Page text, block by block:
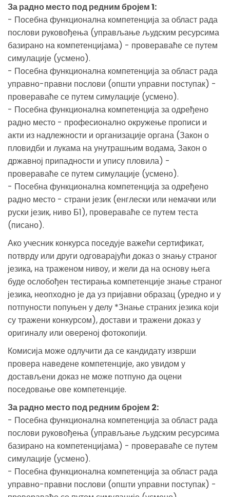
За радно место под редним бројем 1:
- Посебна функционална компетенција за област рада
послови руковођења (управљање људским ресурсима
базирано на компетенцијама) - провераваће се путем
симулације (усмено).
- Посебна функционална компетенција за област рада
управно-правни послови (општи управни поступак) -
провераваће се путем симулације (усмено).
- Посебна функционална компетенција за одређено
радно место - професионално окружење прописи и
акти из надлежности и организације органа (Закон о
пловидби и лукама на унутрашњим водама, Закон о
државној припадности и упису пловила) -
провераваће се путем симулације (усмено).
- Посебна функционална компетенција за одређено
радно место - страни језик (енглески или немачки или
руски језик, ниво Б1), провераваће се путем теста
(писано).
Ако учесник конкурса поседује важећи сертификат,
потврду или други одговарајући доказ о знању страног
језика, на траженом нивоу, и жели да на основу њега
буде ослобођен тестирања компетенције знање страног
језика, неопходно је да уз пријавни образац (уредно и у
потпуности попуњен у делу *Знање страних језика који
су тражени конкурсом), достави и тражени доказ у
оригиналу или овереној фотокопији.
Комисија може одлучити да се кандидату изврши
провера наведене компетенције, ако увидом у
достављени доказ не може потпуно да оцени
поседовање ове компетенције.
За радно место под редним бројем 2:
- Посебна функционална компетенција за област рада
послови руковођења (управљање људским ресурсима
базирано на компетенцијама) - провераваће се путем
симулације (усмено).
- Посебна функционална компетенција за област рада
управно-правни послови (општи управни поступак) -